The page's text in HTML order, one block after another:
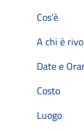
Cos'è
A chi è
Date e
Costo
Luogo